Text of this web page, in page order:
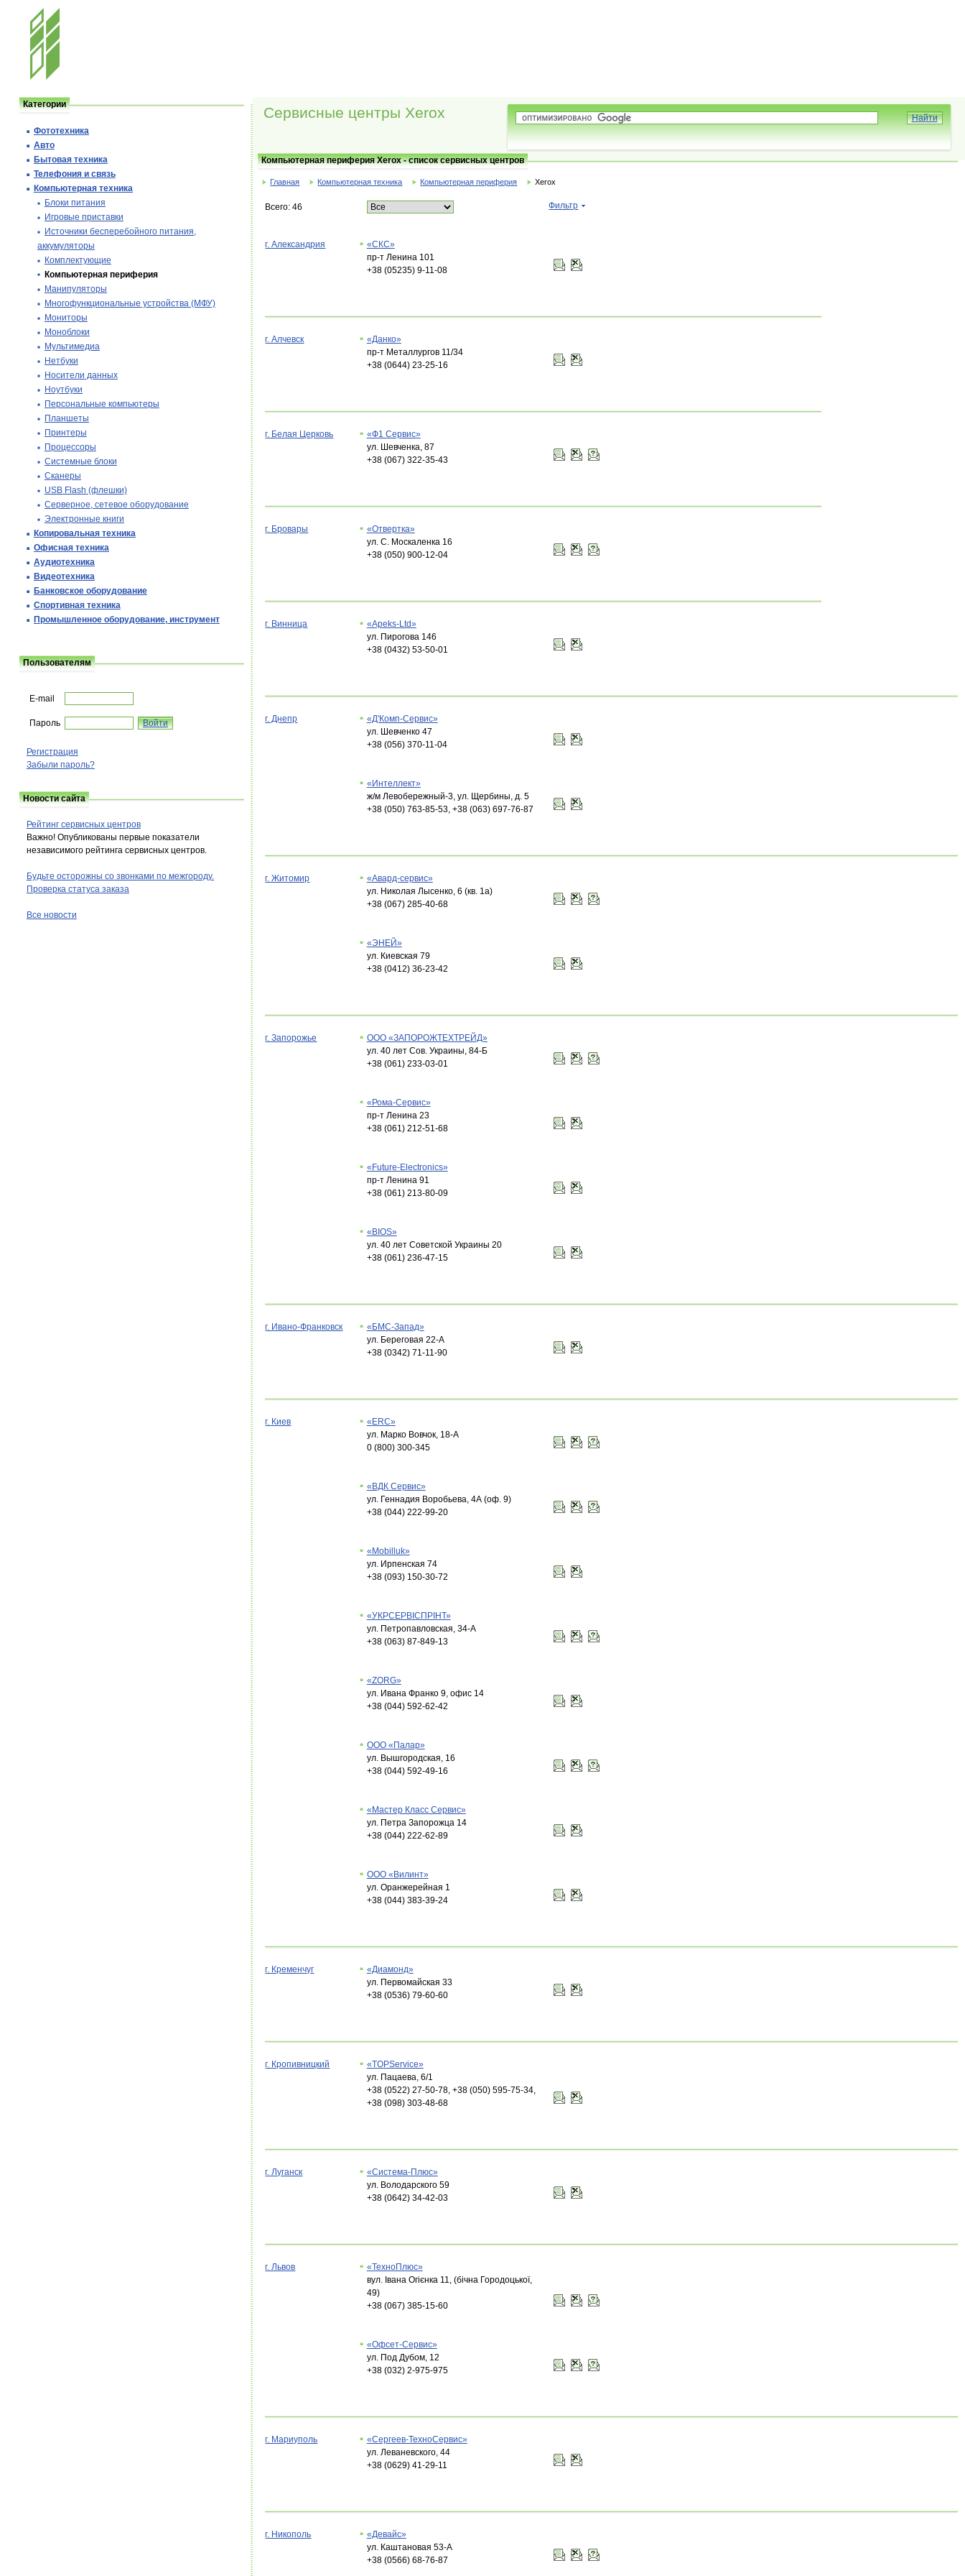
Сервисные центры Xerox
Компьютерная периферия Xerox - список сервисных центров
Главная Компьютерная техника Компьютерная периферия Xerox
Всего: 46 Фильтр
г. Александрия
«СКС»
пр-т Ленина 101
+38 (05235) 9-11-08
г. Алчевск
«Данко»
пр-т Металлургов 11/34
+38 (0644) 23-25-16
г. Белая Церковь
«Ф1 Сервис»
ул. Шевченка, 87
+38 (067) 322-35-43
г. Бровары
«Отвертка»
ул. С. Москаленка 16
+38 (050) 900-12-04
г. Винница
«Apeks-Ltd»
ул. Пирогова 146
+38 (0432) 53-50-01
г. Днепр
«Д'Комп-Сервис»
ул. Шевченко 47
+38 (056) 370-11-04
«Интеллект»
ж/м Левобережный-3, ул. Щербины, д. 5
+38 (050) 763-85-53, +38 (063) 697-76-87
г. Житомир
«Авард-сервис»
ул. Николая Лысенко, 6 (кв. 1а)
+38 (067) 285-40-68
«ЭНЕЙ»
ул. Киевская 79
+38 (0412) 36-23-42
г. Запорожье
ООО «ЗАПОРОЖТЕХТРЕЙД»
ул. 40 лет Сов. Украины, 84-Б
+38 (061) 233-03-01
«Рома-Сервис»
пр-т Ленина 23
+38 (061) 212-51-68
«Future-Electronics»
пр-т Ленина 91
+38 (061) 213-80-09
«BIOS»
ул. 40 лет Советской Украины 20
+38 (061) 236-47-15
г. Ивано-Франковск
«БМС-Запад»
ул. Береговая 22-А
+38 (0342) 71-11-90
г. Киев
«ERC»
ул. Марко Вовчок, 18-А
0 (800) 300-345
«ВДК Сервис»
ул. Геннадия Воробьева, 4А (оф. 9)
+38 (044) 222-99-20
«Mobilluk»
ул. Ирпенская 74
+38 (093) 150-30-72
«УКРСЕРВІСПРІНТ»
ул. Петропавловская, 34-А
+38 (063) 87-849-13
«ZORG»
ул. Ивана Франко 9, офис 14
+38 (044) 592-62-42
ООО «Палар»
ул. Вышгородская, 16
+38 (044) 592-49-16
«Мастер Класс Сервис»
ул. Петра Запорожца 14
+38 (044) 222-62-89
ООО «Вилинт»
ул. Оранжерейная 1
+38 (044) 383-39-24
г. Кременчуг
«Диамонд»
ул. Первомайская 33
+38 (0536) 79-60-60
г. Кропивницкий
«TOPService»
ул. Пацаева, 6/1
+38 (0522) 27-50-78, +38 (050) 595-75-34,
+38 (098) 303-48-68
г. Луганск
«Система-Плюс»
ул. Володарского 59
+38 (0642) 34-42-03
г. Львов
«ТехноПлюс»
вул. Івана Огієнка 11, (бічна Городоцької,
49)
+38 (067) 385-15-60
«Офсет-Сервис»
ул. Под Дубом, 12
+38 (032) 2-975-975
г. Мариуполь
«Сергеев-ТехноСервис»
ул. Леваневского, 44
+38 (0629) 41-29-11
г. Никополь
«Девайс»
ул. Каштановая 53-А
+38 (0566) 68-76-87
Категории
Фототехника
Авто
Бытовая техника
Телефония и cвязь
Компьютерная техника
Блоки питания
Игровые приставки
Источники бесперебойного питания,
аккумуляторы
Комплектующие
Компьютерная периферия
Манипуляторы
Многофункциональные устройства (МФУ)
Мониторы
Моноблоки
Мультимедиа
Нетбуки
Носители данных
Ноутбуки
Персональные компьютеры
Планшеты
Принтеры
Процессоры
Системные блоки
Сканеры
USB Flash (флешки)
Серверное, сетевое оборудование
Электронные книги
Копировальная техника
Офисная техника
Аудиотехника
Видеотехника
Банковское оборудование
Спортивная техника
Промышленное оборудование, инструмент
Пользователям
E-mail
Пароль
Регистрация
Забыли пароль?
Новости сайта
Рейтинг сервисных центров
Важно! Опубликованы первые показатели
независимого рейтинга сервисных центров.
Будьте осторожны со звонками по межгороду.
Проверка статуса заказа
Все новости